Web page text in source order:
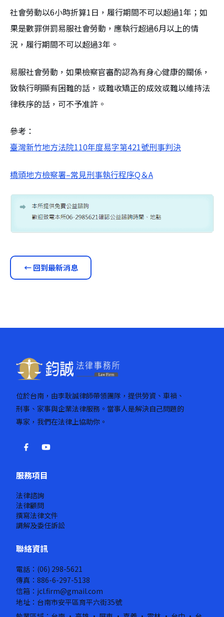
社會勞動以6小時折算1日，履行期間不可以超過1年；如
果是數罪併罰易服社會勞動，應執行超過6月以上的情
況，履行期間不可以超過3年。
易服社會勞動，如果檢察官審酌認為有身心健康的關係，
致執行明顯有困難的話，或難收矯正的成效或難以維持法
律秩序的話，可不予准許。
參考：
臺灣新竹地方法院110年度易字第421號刑事判決
橋頭地方檢察署–常見刑事執行程序Q＆A
← 回到最新消息
位於台南，由李耿誠律師帶領團隊，提供勞資、車禍、
刑事、家事與企業法律服務。當事人是解決自己問題的
專家，我們在法律上協助你。
服務項目
法律諮詢
法律顧問
撰寫法律文件
調解及委任訴訟
聯絡資訊
電話：(06) 298-5621
傳真：886-6-297-5138
信箱：jcl.firm@gmail.com
地址：台南市安平區育平六街35號